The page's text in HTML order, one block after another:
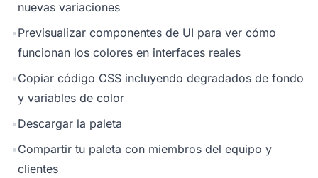
nuevas variaciones
•Previsualizar componentes de UI para ver cómo
funcionan los colores en interfaces reales
•Copiar código CSS incluyendo degradados de fondo
y variables de color
•Descargar la paleta
•Compartir tu paleta con miembros del equipo y
clientes